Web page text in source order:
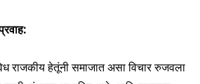
राजकीय हेतूंनी समाजात असा विचार रुजवला